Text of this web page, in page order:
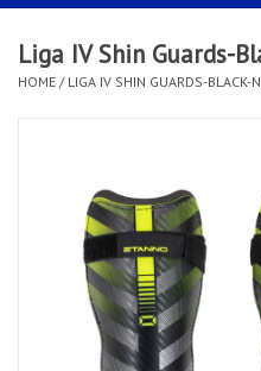
KLEDING
CLUBSHOPS
Afspraak Loop Analyse
Liga IV Shin Guards-
HOME / LIGA IV SHIN GUARDS-BLACK-